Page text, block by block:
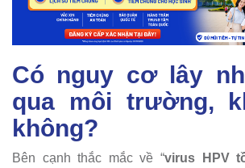
Có nguy cơ lây
qua môi trường,
không?
Bên cạnh thắc mắc về “virus HPV